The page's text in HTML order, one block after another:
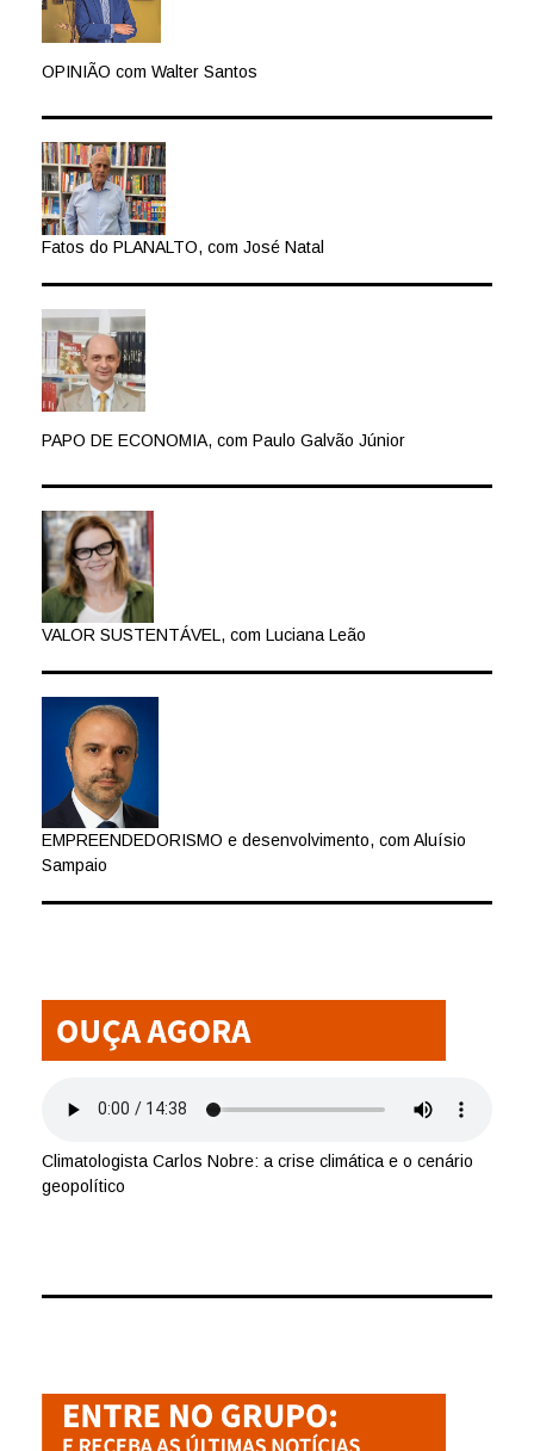
OPINIÃO com Walter Santos
Fatos do PLANALTO, com José Natal
PAPO DE ECONOMIA, com Paulo Galvão Júnior
VALOR SUSTENTÁVEL, com Luciana Leão
EMPREENDEDORISMO e desenvolvimento, com Aluísio
Sampaio
Climatologista Carlos Nobre: a crise climática e o cenário
geopolítico